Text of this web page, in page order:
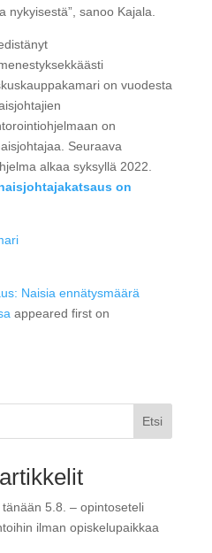
nykyisestä”, sanoo Kajala.
on vuodesta
on
Seuraava
alkaa syksyllä 2022.
on
Naisia ennätysmäärä
appeared first on
Etsi
5.8. – opintoseteli
ilman opiskelupaikkaa